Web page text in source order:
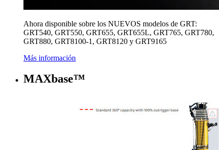
Ahora disponible sobre los NUEVOS modelos de GRT:
GRT540, GRT550, GRT655, GRT655L, GRT765, GRT780,
GRT880, GRT8100-1, GRT8120 y GRT9165
Más información
MAXbase™